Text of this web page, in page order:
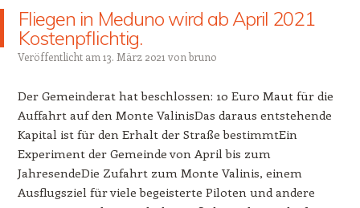
Fliegen in Meduno wird ab April 2021
Kostenpflichtig.
Veröffentlicht am 13. März 2021 von bruno
Der Gemeinderat hat beschlossen: 10 Euro Maut für die
Auffahrt auf den Monte ValinisDas daraus entstehende
Kapital ist für den Erhalt der Straße bestimmtEin
Experiment der Gemeinde von April bis zum
JahresendeDie Zufahrt zum Monte Valinis, einem
Ausflugsziel für viele begeisterte Piloten und andere